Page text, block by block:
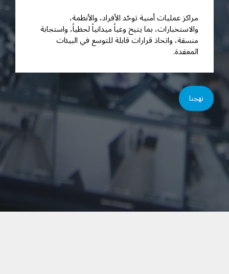
مراكز عمليات أمنية توحّد الأفراد، والأنظمة،
والاستخبارات، بما يتيح وعياً ميدانياً لحظياً، واستجابة
منسقة، واتخاذ قرارات قابلة للتوسع في البيئات
المعقدة.
نهجنا